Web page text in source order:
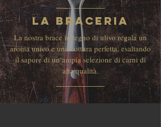
La Braceria
La nostra brace in legno di ulivo regala un
aroma unico e una cottura perfetta, esaltando
il sapore di un’ampia selezione di carni di
alta qualità.